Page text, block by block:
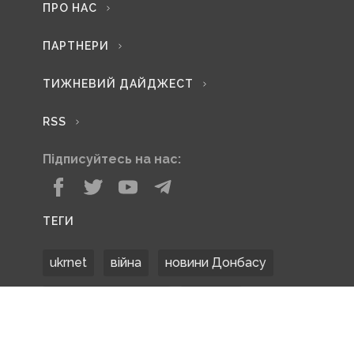
ПРО НАС
ПАРТНЕРИ
ТИЖНЕВИЙ ДАЙДЖЕСТ
RSS
Підписуйтесь на нас:
ТЕГИ
ukrnet війна новини Донбасу